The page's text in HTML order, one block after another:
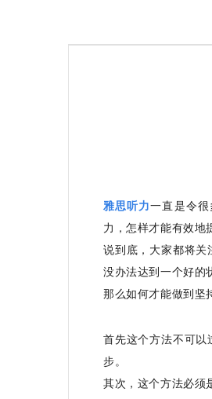
雅思听力一直是令
力，怎样才能有效地
说到底，大家都将
没办法达到一个好的
那么如何才能做到坚
首先这个方法不可以
步。
其次，这个方法必须